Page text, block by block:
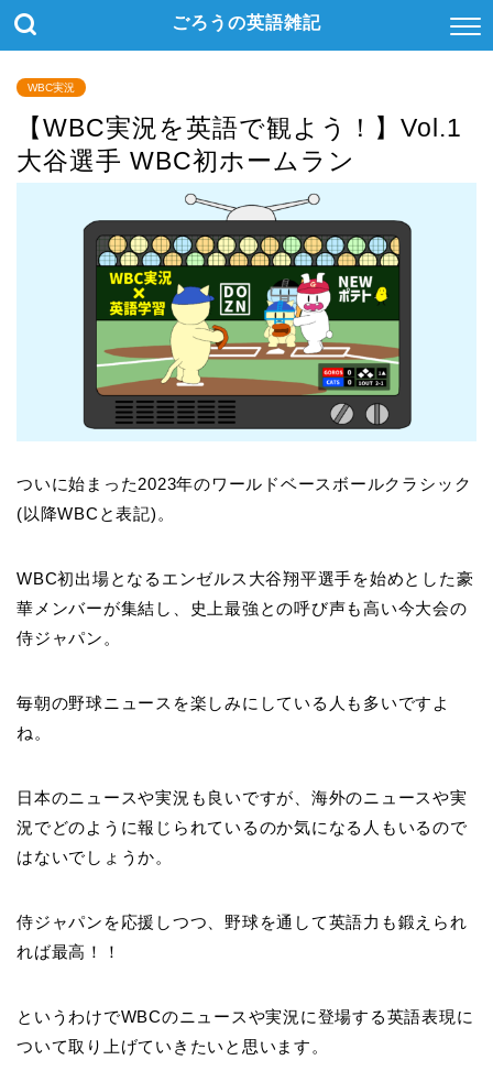
ごろうの英語雑記
WBC実況
【WBC実況を英語で観よう！】Vol.1
大谷選手 WBC初ホームラン
ついに始まった2023年のワールドベースボールクラシック
(以降WBCと表記)。
WBC初出場となるエンゼルス大谷翔平選手を始めとした豪
華メンバーが集結し、史上最強との呼び声も高い今大会の
侍ジャパン。
毎朝の野球ニュースを楽しみにしている人も多いですよ
ね。
日本のニュースや実況も良いですが、海外のニュースや実
況でどのように報じられているのか気になる人もいるので
はないでしょうか。
侍ジャパンを応援しつつ、野球を通して英語力も鍛えられ
れば最高！！
というわけでWBCのニュースや実況に登場する英語表現に
ついて取り上げていきたいと思います。